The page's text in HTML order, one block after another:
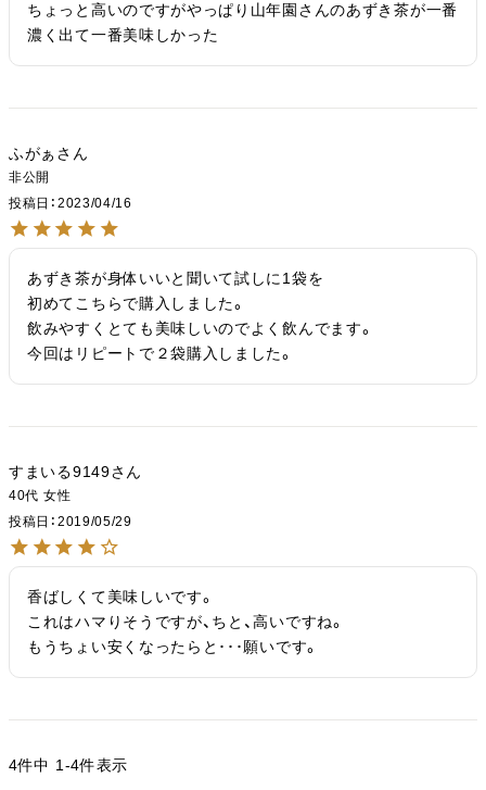
ちょっと高いのですがやっぱり山年園さんのあずき茶が一番
濃く出て一番美味しかった
ふがぁ
非公開
投稿日
2023/04/16
あずき茶が身体いいと聞いて試しに1袋を
初めてこちらで購入しました。
飲みやすくとても美味しいのでよく飲んでます。
今回はリピートで２袋購入しました。
すまいる9149
40代 女性
投稿日
2019/05/29
香ばしくて美味しいです。
これはハマりそうですが、ちと、高いですね。
もうちょい安くなったらと･･･願いです。
4件中 1-4件表示